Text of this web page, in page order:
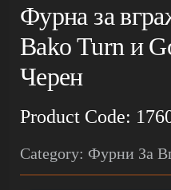
Фурна за
Bako Turn и
Черен
Product Code:
Category: Фурни За